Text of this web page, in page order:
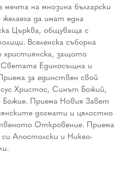
на мнозина български
да имат една
Църква, общуваща с
Вселенска съборна
християнска, защото
Светата Единосъщна и
за единствен свой
Христос, Синът Божий,
Приема Новия Завет
догмати и цялостно
Откровение. Приема
си Апостолски и Никео-